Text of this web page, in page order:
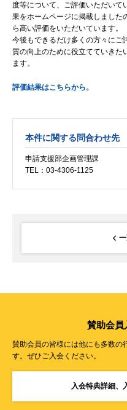
度等について、ご評価いただい
果をホームページに掲載しました
ら高い評価をいただいています。
今後もできるだけ多くの方々にご
質の向上のために役立てていきた
ます。
評価結果はこちらから。
本件に関する問合わせ先
申請支援部企画管理課
TEL：03-4306-1125
賛助会員
賛助会員の皆様には他にも多数の
す。ぜひご入会ください。
入会特典詳細、